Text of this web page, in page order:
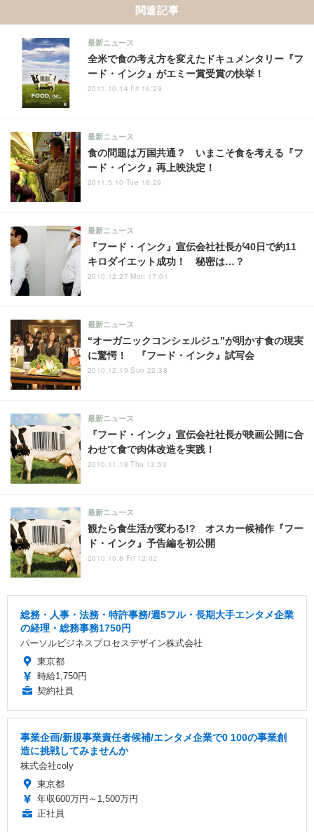
関連記事
全米で食の考え方を変えたドキュメンタリー『フ
ード・インク』がエミー賞受賞の快挙！
最新ニュース
2011.10.14 Fri 16:29
食の問題は万国共通？ いまこそ食を考える『フ
ード・インク』再上映決定！
最新ニュース
2011.5.10 Tue 16:29
『フード・インク』宣伝会社社長が40日で約11
キロダイエット成功！ 秘密は…？
最新ニュース
2010.12.27 Mon 17:01
“オーガニックコンシェルジュ”が明かす食の現実
に驚愕！ 『フード・インク』試写会
最新ニュース
2010.12.19 Sun 22:38
『フード・インク』宣伝会社社長が映画公開に合
わせて食で肉体改造を実践！
最新ニュース
2010.11.18 Thu 13:50
観たら食生活が変わる!? オスカー候補作『フー
ド・インク』予告編を初公開
最新ニュース
2010.10.8 Fri 12:02
総務・人事・法務・特許事務/週5フル・長期大手エンタメ企業
の経理・総務事務1750円
パーソルビジネスプロセスデザイン株式会社
東京都
時給1,750円
契約社員
事業企画/新規事業責任者候補/エンタメ企業で0 100の事業創
造に挑戦してみませんか
株式会社coly
東京都
年収600万円～1,500万円
正社員